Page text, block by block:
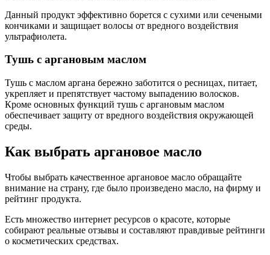
Данный продукт эффективно борется с сухими или сечеными
кончиками и защищает волосы от вредного воздействия
ультрафиолета.
Тушь с аргановым маслом
Тушь с маслом аргана бережно заботится о ресницах, питает,
укрепляет и препятствует частому выпадению волосков.
Кроме основных функций тушь с аргановым маслом
обеспечивает защиту от вредного воздействия окружающей
среды.
Как выбрать аргановое масло
Чтобы выбрать качественное аргановое масло обращайте
внимание на страну, где было произведено масло, на фирму и
рейтинг продукта.
Есть множество интернет ресурсов о красоте, которые
собирают реальные отзывы и составляют правдивые рейтинги
о косметических средствах.